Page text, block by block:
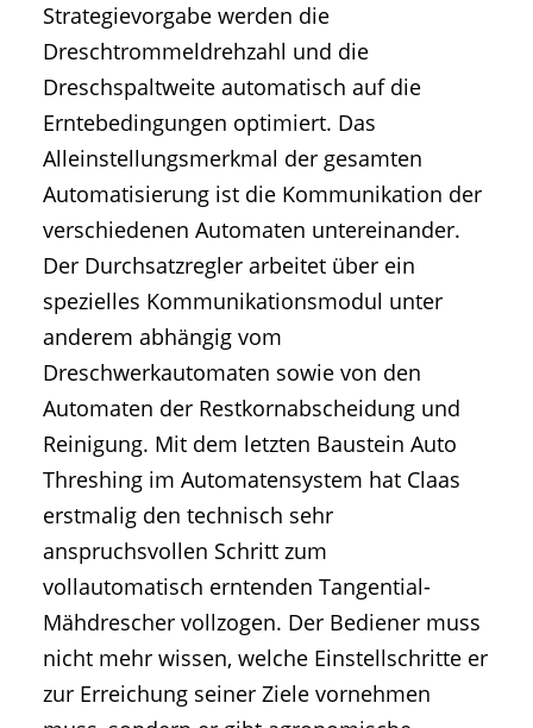
Strategievorgabe werden die
Dreschtrommeldrehzahl und die
Dreschspaltweite automatisch auf die
Erntebedingungen optimiert. Das
Alleinstellungsmerkmal der gesamten
Automatisierung ist die Kommunikation der
verschiedenen Automaten untereinander.
Der Durchsatzregler arbeitet über ein
spezielles Kommunikationsmodul unter
anderem abhängig vom
Dreschwerkautomaten sowie von den
Automaten der Restkornabscheidung und
Reinigung. Mit dem letzten Baustein Auto
Threshing im Automatensystem hat Claas
erstmalig den technisch sehr
anspruchsvollen Schritt zum
vollautomatisch erntenden Tangential-
Mähdrescher vollzogen. Der Bediener muss
nicht mehr wissen, welche Einstellschritte er
zur Erreichung seiner Ziele vornehmen